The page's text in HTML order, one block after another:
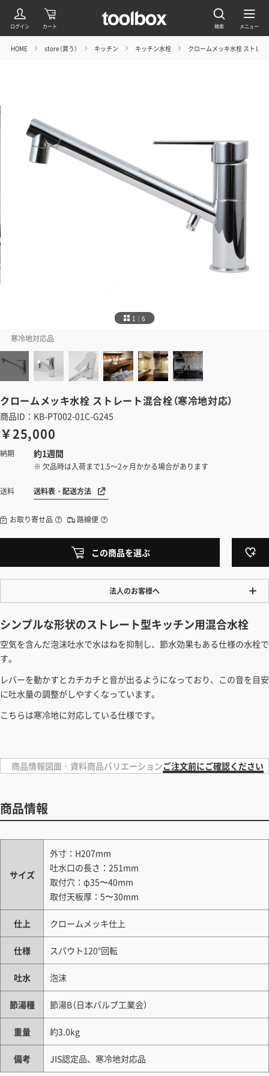
HOME store（買う） キッチン キッチン水栓 クロームメッキ水栓 ストレー
1｜6
寒冷地対応品
クロームメッキ水栓 ストレート混合栓（寒冷地対応）
商品ID：KB-PT002-01C-G245
￥25,000
納期 約1週間
※ 欠品時は入荷まで1.5～2ヶ月かかる場合があります
送料 送料表・配送方法
お取り寄せ品 路線便
この商品を選ぶ
法人のお客様へ
ワンプライス販売
法人・個人様いずれも全て一律の価格で販売しております。法人/個人
事業主様には「請求書払い」も対応しています。
カートでのお見積り機能
け先種別・都道府県を選択すると、送料を含んだ合計金額を確認する
見積もりガイドはこちら
シンプルな形状のストレート型キッチン用混合水栓
空気を含んだ泡沫吐水で水はねを抑制し、節水効果もある仕様の水栓で
す。
レバーを動かすとカチカチと音が出るようになっており、この音を目安
に吐水量の調整がしやすくなっています。
こちらは寒冷地に対応している仕様です。
商品情報図面・資料商品バリエーションご注文前にご確認ください
商品情報
サイズ
外寸：H207mm
吐水口の長さ：251mm
取付穴：φ35〜40mm
取付天板厚：5〜30mm
仕上 クロームメッキ仕上
仕様 スパウト120°回転
吐水 泡沫
節湯種 節湯B（日本バルブ工業会）
重量 約3.0kg
備考 JIS認定品、寒冷地対応品